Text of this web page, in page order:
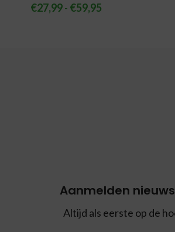
€27,99- €59,95
Aanmelden
Altijd als eerste op de